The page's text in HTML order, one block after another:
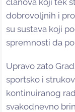
dobrovoljnih i
su sustava koji
spremnosti da
Upravo zato
sportsko i
kontinuiranog
svakodnevno